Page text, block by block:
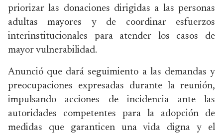
priorizar las donaciones dirigidas a las personas
adultas mayores y de coordinar esfuerzos
interinstitucionales para atender los casos de
mayor vulnerabilidad.
Anunció que dará seguimiento a las demandas y
preocupaciones expresadas durante la reunión,
impulsando acciones de incidencia ante las
autoridades competentes para la adopción de
medidas que garanticen una vida digna y el